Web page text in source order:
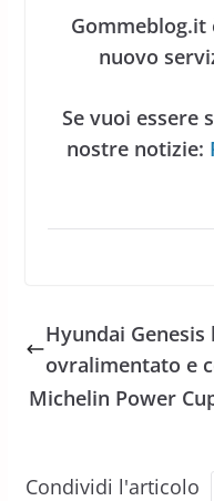
Gommeblog.it
nuovo
Se vuoi essere
nostre notizie:
Hyundai
ovralimentato e
Michelin Power
Condividi l'articolo